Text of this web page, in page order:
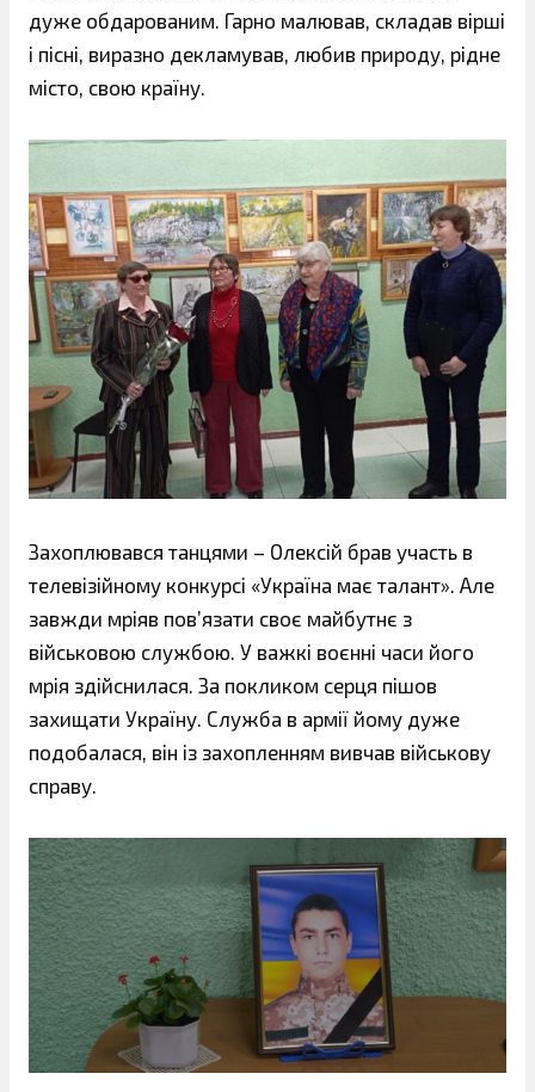
дуже обдарованим. Гарно малював, складав вірші
і пісні, виразно декламував, любив природу, рідне
місто, свою країну.
Захоплювався танцями – Олексій брав участь в
телевізійному конкурсі «Україна має талант». Але
завжди мріяв пов’язати своє майбутнє з
військовою службою. У важкі воєнні часи його
мрія здійснилася. За покликом серця пішов
захищати Україну. Служба в армії йому дуже
подобалася, він із захопленням вивчав військову
справу.